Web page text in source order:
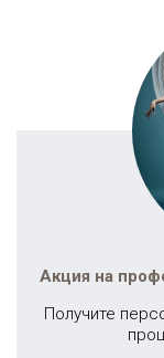
Акция на
Получите